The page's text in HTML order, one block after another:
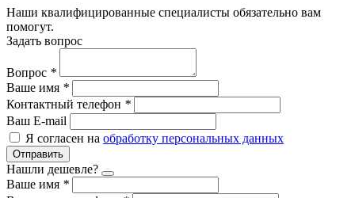
Наши квалифицированные специалисты обязательно вам
помогут.
Задать вопрос
Вопрос *
Ваше имя *
Контактный телефон *
Ваш E-mail
Я согласен на обработку персональных данных
Отправить
Нашли дешевле?
Ваше имя *